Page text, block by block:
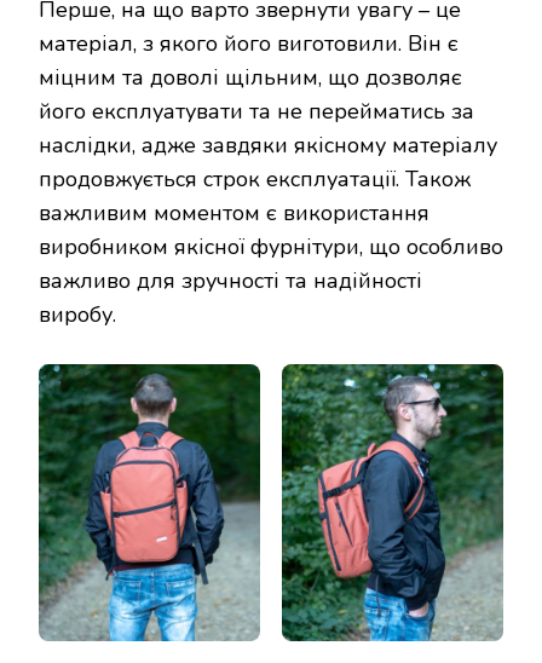
Перше, на що варто звернути увагу – це
матеріал, з якого його виготовили. Він є
міцним та доволі щільним, що дозволяє
його експлуатувати та не перейматись за
наслідки, адже завдяки якісному матеріалу
продовжується строк експлуатації. Також
важливим моментом є використання
виробником якісної фурнітури, що особливо
важливо для зручності та надійності
виробу.